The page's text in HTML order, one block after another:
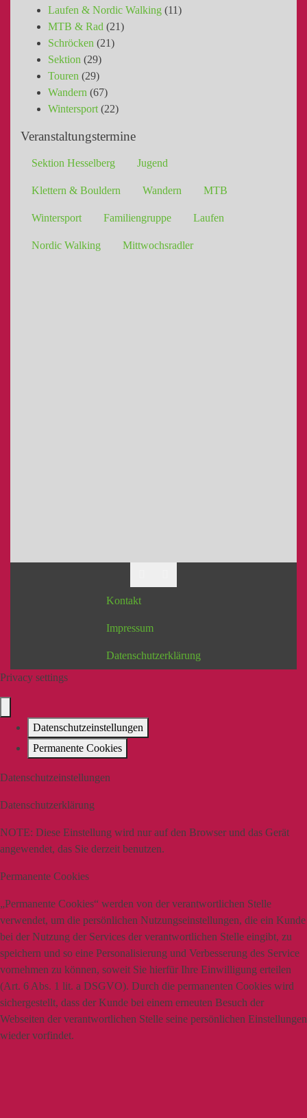
Laufen & Nordic Walking (11)
MTB & Rad (21)
Schröcken (21)
Sektion (29)
Touren (29)
Wandern (67)
Wintersport (22)
Veranstaltungstermine
Sektion Hesselberg Jugend
Klettern & Bouldern Wandern MTB
Wintersport Familiengruppe Laufen
Nordic Walking Mittwochsradler
Kontakt
Impressum
Datenschutzerklärung
Privacy settings
Datenschutzeinstellungen
Permanente Cookies
Datenschutzeinstellungen
Datenschutzerklärung
NOTE: Diese Einstellung wird nur auf den Browser und das Gerät
angewendet, das Sie derzeit benutzen.
Permanente Cookies
„Permanente Cookies“ werden von der verantwortlichen Stelle
verwendet, um die persönlichen Nutzungseinstellungen, die ein Kunde
bei der Nutzung der Services der verantwortlichen Stelle eingibt, zu
speichern und so eine Personalisierung und Verbesserung des Service
vornehmen zu können, soweit Sie hierfür Ihre Einwilligung erteilen
(Art. 6 Abs. 1 lit. a DSGVO). Durch die permanenten Cookies wird
sichergestellt, dass der Kunde bei einem erneuten Besuch der
Webseiten der verantwortlichen Stelle seine persönlichen Einstellungen
wieder vorfindet.